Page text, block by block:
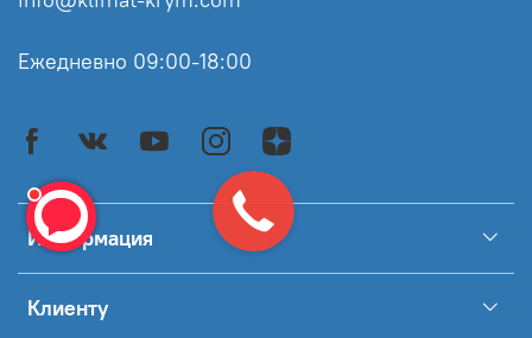
Информация
Клиенту
Ежедневно 09:00-18:00